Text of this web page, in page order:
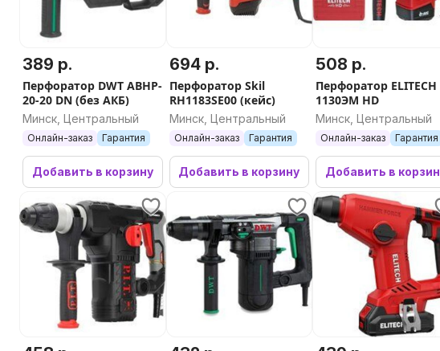
389 р.
Перфоратор DWT ABHP-
20-20 DN (без АКБ)
Минск, Центральный
Онлайн-заказ Гарантия
Добавить в корзину
694 р.
Перфоратор Skil
RH1183SE00 (кейс)
Минск, Центральный
Онлайн-заказ Гарантия
Добавить в корзину
508 р.
Перфоратор
1130ЭМ HD
Минск, Центральный
Онлайн-заказ Гарантия
Добавить в